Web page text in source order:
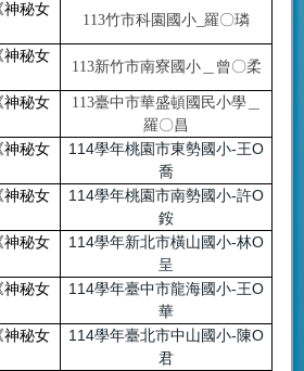
神秘女
113竹市科園國小_羅〇璘
神秘女
113新竹市南寮國小＿曾〇柔
神秘女
113臺中市華盛頓國民小學＿
羅〇昌
神秘女
114學年桃園市東勢國小-王O
喬
神秘女
114學年桃園市南勢國小-許O
銨
神秘女
114學年新北市橫山國小-林O
呈
神秘女
114學年臺中市龍海國小-王O
華
神秘女
114學年臺北市中山國小-陳O
君